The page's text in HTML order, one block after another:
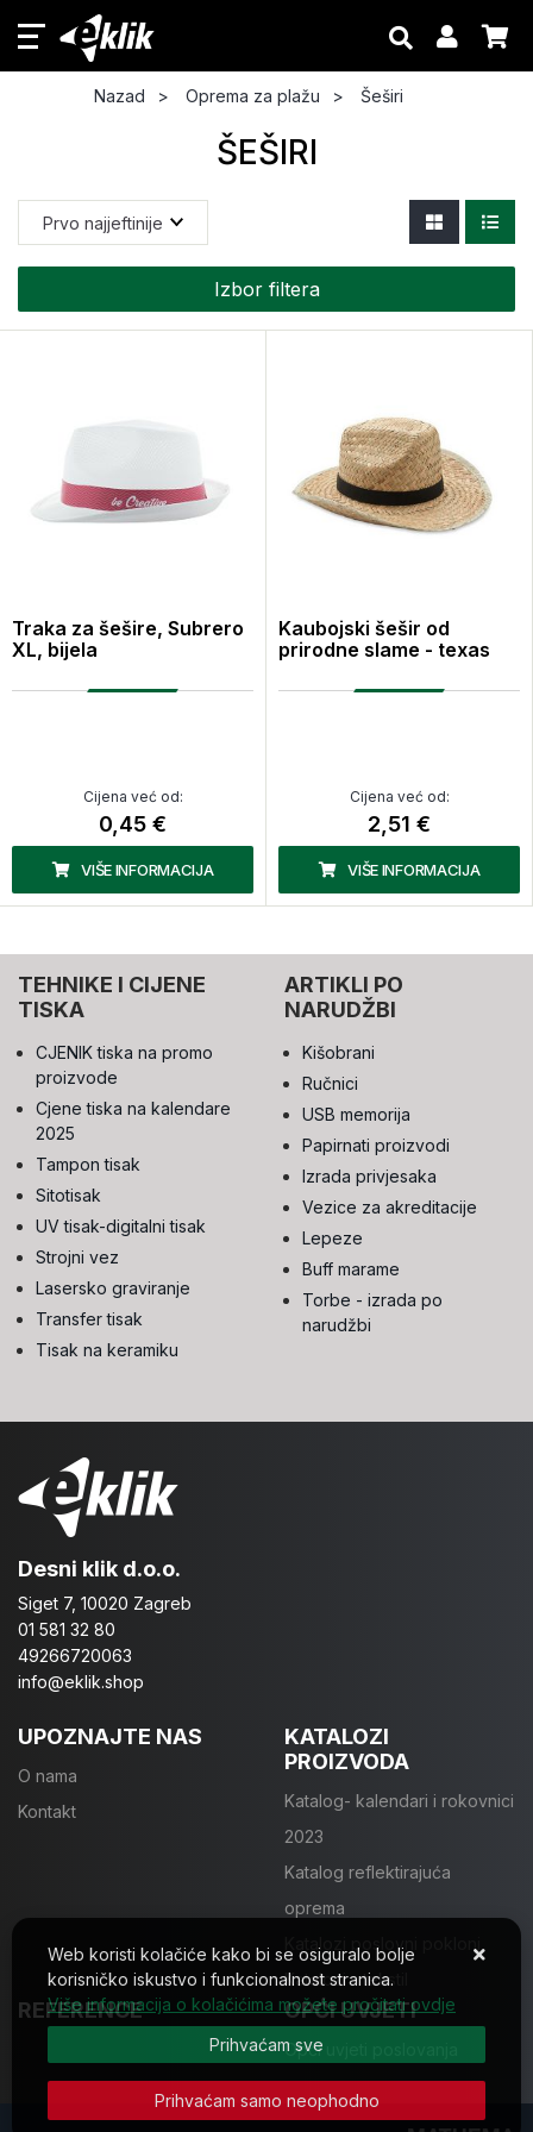
Nazad Oprema za plažu Šeširi
ŠEŠIRI
Izbor filtera
Traka za šešire, Subrero
XL, bijela
Cijena već od:
0,45 €
VIŠE INFORMACIJA
Kaubojski šešir od
prirodne slame - texas
Cijena već od:
2,51 €
VIŠE INFORMACIJA
TEHNIKE I CIJENE
TISKA
CJENIK tiska na promo
proizvode
Cjene tiska na kalendare
2025
Tampon tisak
Sitotisak
UV tisak-digitalni tisak
Strojni vez
Lasersko graviranje
Transfer tisak
Tisak na keramiku
ARTIKLI PO
NARUDŽBI
Kišobrani
Ručnici
USB memorija
Papirnati proizvodi
Izrada privjesaka
Vezice za akreditacije
Lepeze
Buff marame
Torbe - izrada po
narudžbi
Desni klik d.o.o.
Siget 7, 10020 Zagreb
01 581 32 80
49266720063
info@eklik.shop
UPOZNAJTE NAS
O nama
Kontakt
KATALOZI
PROIZVODA
Katalog- kalendari i rokovnici
2023
Katalog reflektirajuća
oprema
Katalozi poslovni pokloni
Katalozi - tekstil
REFERENCE OPĆI UVJETI
Opći uvjeti poslovanja
Web koristi kolačiće kako bi se osiguralo bolje
korisničko iskustvo i funkcionalnost stranica.
Više informacija o kolačićima možete pročitati ovdje
Prihvaćam sve
Prihvaćam samo neophodno